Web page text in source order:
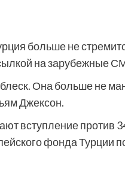
больше не
на зарубежные
Она больше не
Джексон.
вступление против
фонда Турции